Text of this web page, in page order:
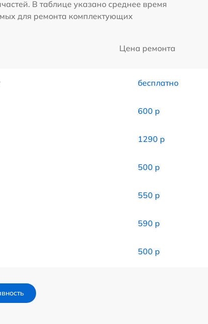
В таблице указано среднее время
для ремонта комплектующих
Цена ремонта
бесплатно
600 р
1290 р
500 р
550 р
590 р
500 р